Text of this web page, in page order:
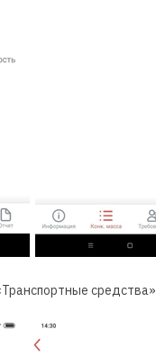
средства»